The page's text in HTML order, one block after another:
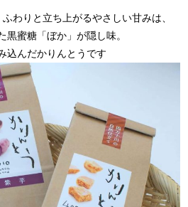
わりと立ち上がるやさしい甘みは、
蜜糖「ぼか」が隠し味。
込んだかりんとうです